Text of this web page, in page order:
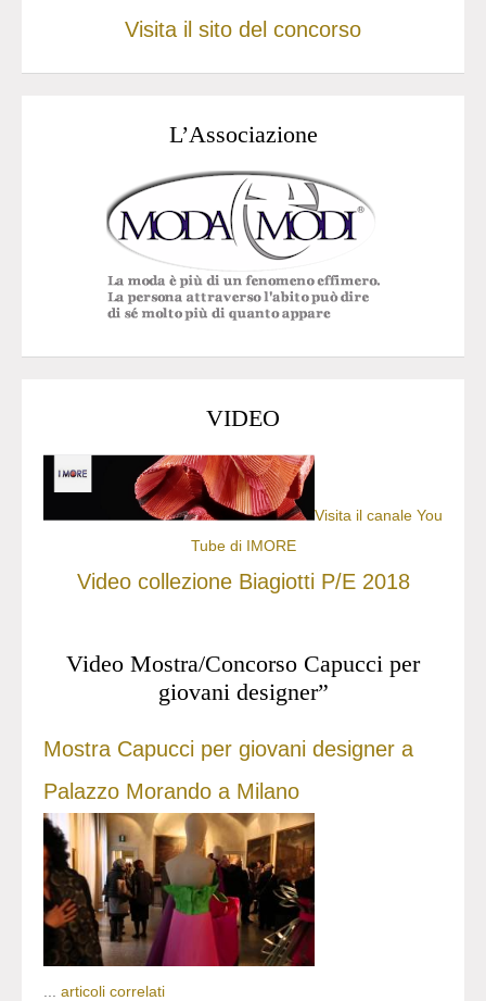
Visita il sito del concorso
L’Associazione
VIDEO
Visita il canale You
Tube di IMORE
Video collezione Biagiotti P/E 2018
Video Mostra/Concorso Capucci per
giovani designer”
Mostra Capucci per giovani designer a
Palazzo Morando a Milano
articoli correlati